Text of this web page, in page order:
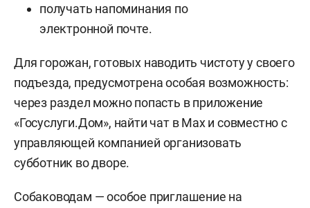
получать напоминания по
электронной почте.
Для горожан, готовых наводить чистоту у своего
подъезда, предусмотрена особая возможность:
через раздел можно попасть в приложение
«Госуслуги.Дом», найти чат в Мах и совместно с
управляющей компанией организовать
субботник во дворе.
Собаководам — особое приглашение на